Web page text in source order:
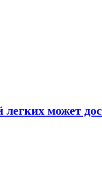
может